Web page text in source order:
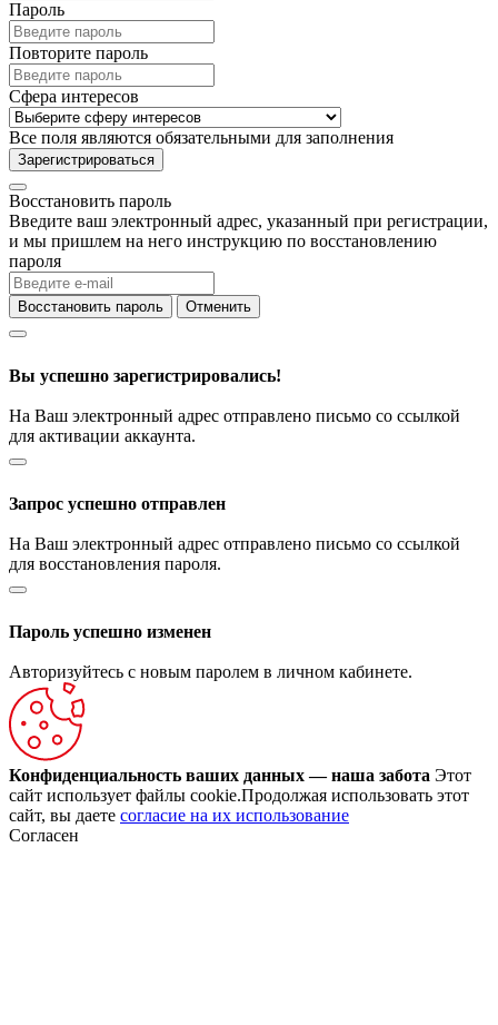
Пароль
Повторите пароль
Сфера интересов
Все поля являются обязательными для заполнения
Зарегистрироваться
Восстановить пароль
Введите ваш электронный адрес, указанный при регистрации,
и мы пришлем на него инструкцию по восстановлению
пароля
Восстановить пароль Отменить
Вы успешно зарегистрировались!
На Ваш электронный адрес отправлено письмо со ссылкой
для активации аккаунта.
Запрос успешно отправлен
На Ваш электронный адрес отправлено письмо со ссылкой
для восстановления пароля.
Пароль успешно изменен
Авторизуйтесь с новым паролем в личном кабинете.
Конфиденциальность ваших данных — наша забота Этот
сайт использует файлы cookie.Продолжая использовать этот
сайт, вы даете согласие на их использование
Согласен